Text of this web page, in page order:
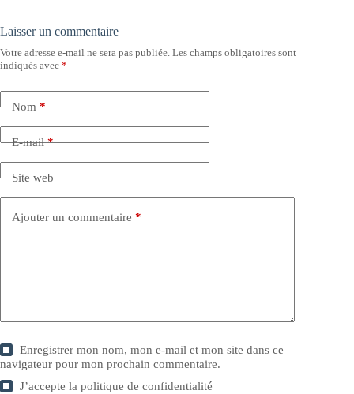
Laisser un commentaire
Votre adresse e-mail ne sera pas publiée. Les champs obligatoires sont
indiqués avec *
Nom*
E-mail*
Site web
Ajouter un commentaire *
Enregistrer mon nom, mon e-mail et mon site dans ce
navigateur pour mon prochain commentaire.
J’accepte lapolitique de confidentialité